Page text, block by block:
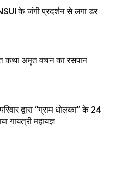
के जंगी प्रदर्शन से लगा डर
कथा अमृत वचन का रसपान
द्वारा “ग्राम धोलका” के 24
गायत्री महायज्ञ